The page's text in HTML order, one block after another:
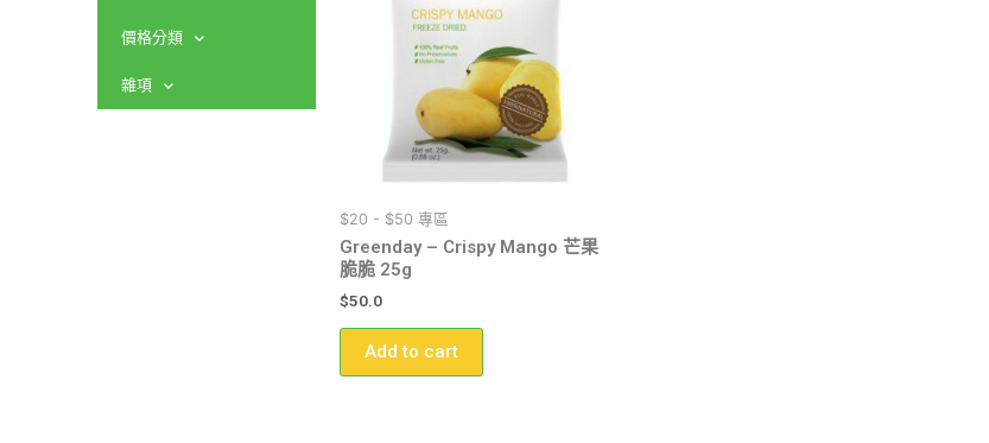
價格分類
雜項
$20 - $50 專區
Greenday – Crispy Mango 芒果
脆脆 25g
$50.0
Add to cart